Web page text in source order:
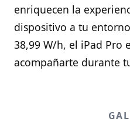
enriquecen la
dispositivo a tu
38,99 W/h, el iPad Pro
acompañarte durante